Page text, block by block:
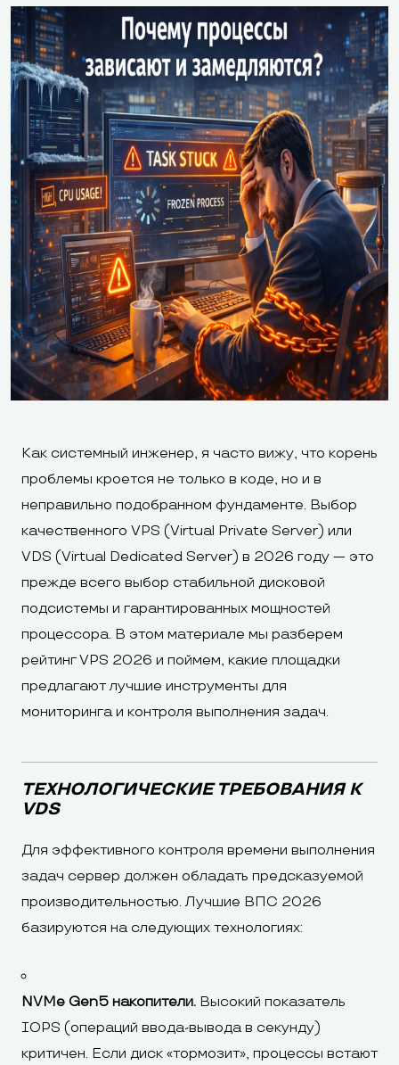
Как системный инженер, я часто вижу, что корень
проблемы кроется не только в коде, но и в
неправильно подобранном фундаменте. Выбор
качественного VPS (Virtual Private Server) или
VDS (Virtual Dedicated Server) в 2026 году — это
прежде всего выбор стабильной дисковой
подсистемы и гарантированных мощностей
процессора. В этом материале мы разберем
рейтинг VPS 2026 и поймем, какие площадки
предлагают лучшие инструменты для
мониторинга и контроля выполнения задач.
ТЕХНОЛОГИЧЕСКИЕ ТРЕБОВАНИЯ К
VDS
Для эффективного контроля времени выполнения
задач сервер должен обладать предсказуемой
производительностью. Лучшие ВПС 2026
базируются на следующих технологиях:
NVMe Gen5 накопители. Высокий показатель
IOPS (операций ввода-вывода в секунду)
критичен. Если диск «тормозит», процессы встают